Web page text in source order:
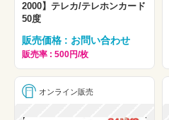
2000】テレカ/テレホンカード
50度
販売価格 : お問い合わせ
販売率 : 500円/枚
オンライン販売